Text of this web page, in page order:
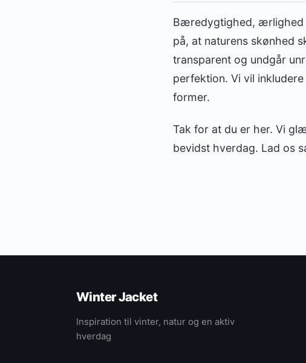
Bæredygtighed, ærlighed
på, at naturens skønhed
transparent og undgår
perfektion. Vi vil
former.
Tak for at du er her. Vi
bevidst hverdag. Lad os
Winter Jacket
Inspiration til vinter, natur og en aktiv
hverdag